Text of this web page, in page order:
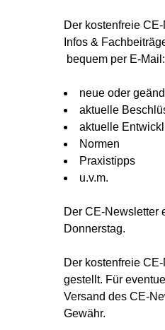
Der kostenfreie
Infos &
bequem per E-Mail:
neue oder
aktuelle
aktuelle
Normen
Praxistipps
u.v.m.
Der CE-Newsletter
Donnerstag.
Der kostenfreie
gestellt. Für
Versand des CE-
Gewähr.